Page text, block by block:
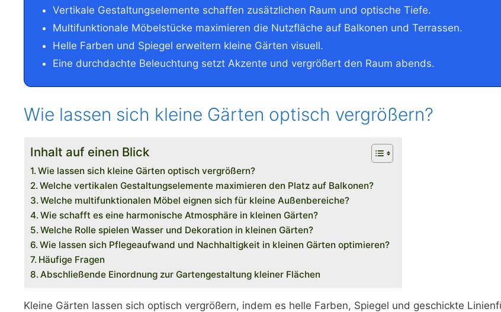
Vertikale Gestaltungselemente schaffen zusätzlichen Raum und optische Tiefe.
Multifunktionale Möbelstücke maximieren die Nutzfläche auf Balkonen und Terrassen.
Helle Farben und Spiegel erweitern kleine Gärten visuell.
Eine durchdachte Beleuchtung setzt Akzente und vergrößert den Raum abends.
Wie lassen sich kleine Gärten optisch vergrößern?
Inhalt auf einen Blick
Wie lassen sich kleine Gärten optisch vergrößern?
Welche vertikalen Gestaltungselemente maximieren den Platz auf Balkonen?
Welche multifunktionalen Möbel eignen sich für kleine Außenbereiche?
Wie schafft es eine harmonische Atmosphäre in kleinen Gärten?
Welche Rolle spielen Wasser und Dekoration in kleinen Gärten?
Wie lassen sich Pflegeaufwand und Nachhaltigkeit in kleinen Gärten optimieren?
Häufige Fragen
Abschließende Einordnung zur Gartengestaltung kleiner Flächen
Kleine Gärten lassen sich optisch vergrößern, indem es helle Farben, Spiegel und geschickte